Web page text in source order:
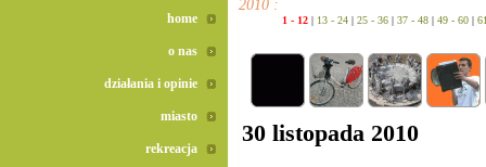
2010 :
1 - 12 | 13 - 24 | 25 - 36 | 37 - 48 | 49 - 60 |
30 listopada 2010
home
o nas
działania i opinie
miasto
rekreacja